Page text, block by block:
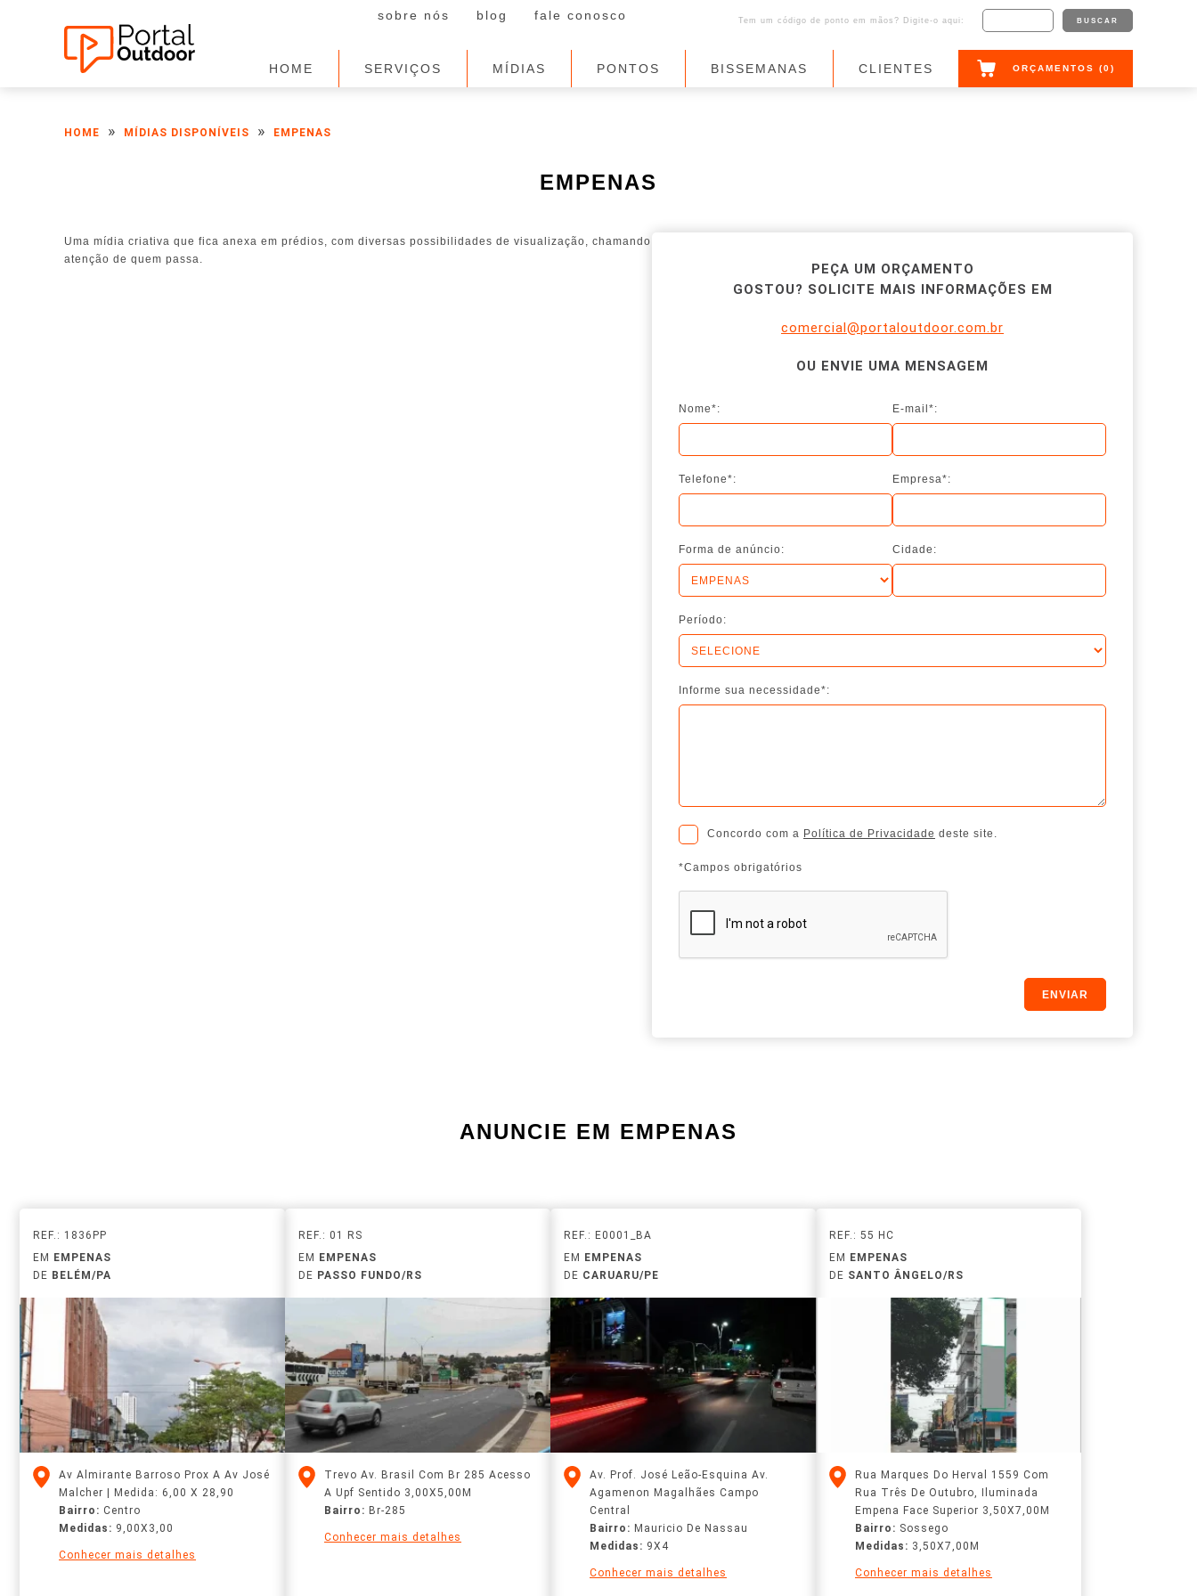
Tem um código de ponto em mãos? Digite-o aqui:
sobre nós blog fale conosco
HOME SERVIÇOS MÍDIAS PONTOS BISSEMANAS CLIENTES ORÇAMENTOS (0)
HOME » MÍDIAS DISPONÍVEIS » EMPENAS
EMPENAS
Uma mídia criativa que fica anexa em prédios, com diversas possibilidades de visualização, chamando
atenção de quem passa.
PEÇA UM ORÇAMENTO
GOSTOU? SOLICITE MAIS INFORMAÇÕES EM
comercial@portaloutdoor.com.br
OU ENVIE UMA MENSAGEM
Nome*: E-mail*:
Telefone*: Empresa*:
Forma de anúncio: Cidade:
Período:
Informe sua necessidade*:
Concordo com a Política de Privacidade deste site.
*Campos obrigatórios
ANUNCIE EM EMPENAS
REF.: 1836PP
EM EMPENAS
DE BELÉM/PA
Av Almirante Barroso Prox A Av José
Malcher | Medida: 6,00 X 28,90
Bairro: Centro
Medidas: 9,00X3,00
Conhecer mais detalhes
REF.: 01 RS
EM EMPENAS
DE PASSO FUNDO/RS
Trevo Av. Brasil Com Br 285 Acesso
A Upf Sentido 3,00X5,00M
Bairro: Br-285
Conhecer mais detalhes
REF.: E0001_BA
EM EMPENAS
DE CARUARU/PE
Av. Prof. José Leão-Esquina Av.
Agamenon Magalhães Campo
Central
Bairro: Mauricio De Nassau
Medidas: 9X4
Conhecer mais detalhes
REF.: 55 HC
EM EMPENAS
DE SANTO ÂNGELO/RS
Rua Marques Do Herval 1559 Com
Rua Três De Outubro, Iluminada
Empena Face Superior 3,50X7,00M
Bairro: Sossego
Medidas: 3,50X7,00M
Conhecer mais detalhes